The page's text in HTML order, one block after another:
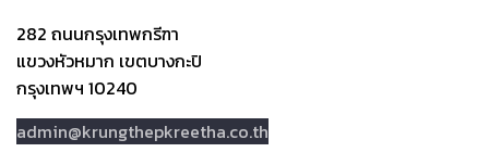
282 ถนนกรุงเทพกรีฑา
แขวงหัวหมาก เขตบางกะปิ
กรุงเทพฯ 10240
admin@krungthepkreetha.co.th